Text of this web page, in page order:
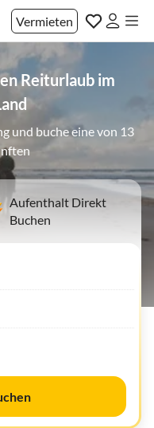
Vermieten
Reiturlaub im
und buche eine von 13
Aufenthalt Direkt
Buchen